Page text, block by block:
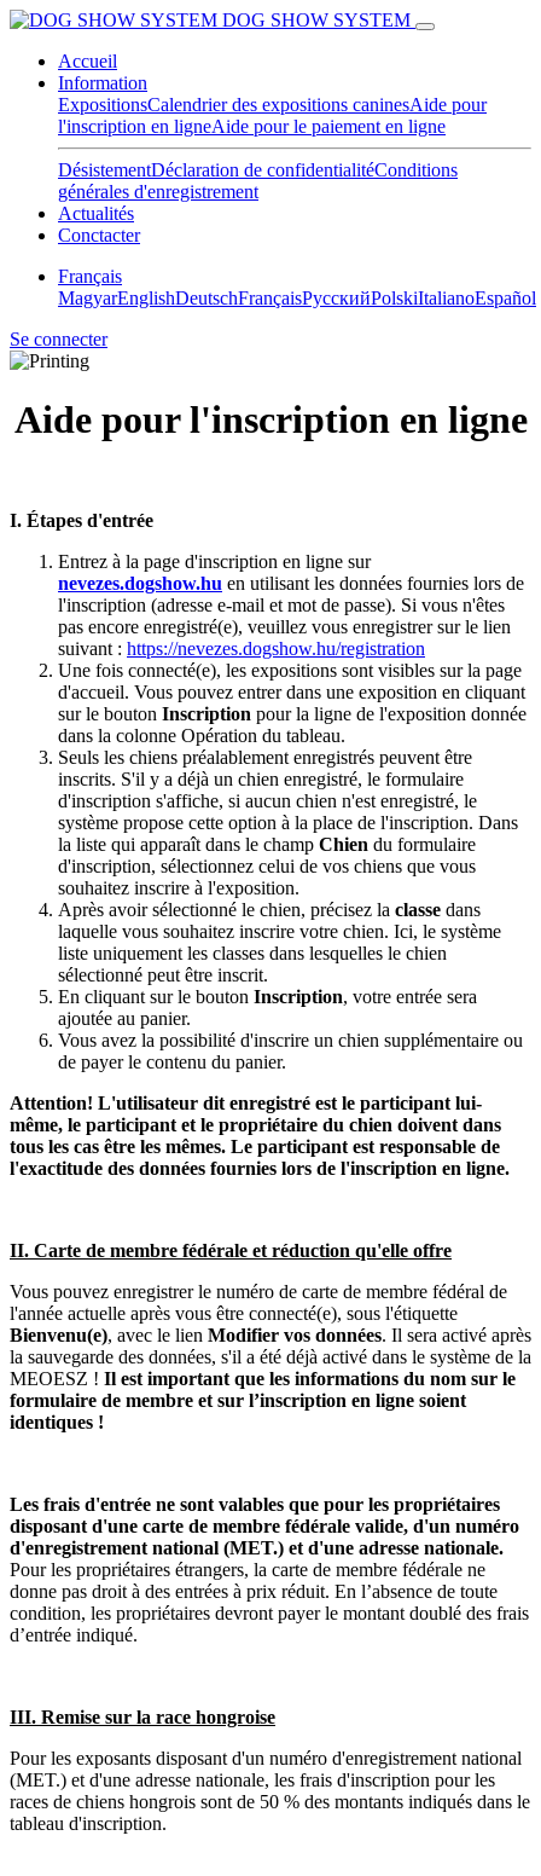
DOG SHOW SYSTEM
Accueil
Information
ExpositionsCalendrier des expositions caninesAide pour
l'inscription en ligneAide pour le paiement en ligne
DésistementDéclaration de confidentialitéConditions
générales d'enregistrement
Actualités
Conctacter
Français
MagyarEnglishDeutschFrançaisPусскийPolskiItalianoEspañol
Se connecter
Aide pour l'inscription en ligne
I. Étapes d'entrée
Entrez à la page d'inscription en ligne sur
nevezes.dogshow.hu en utilisant les données fournies lors de
l'inscription (adresse e-mail et mot de passe). Si vous n'êtes
pas encore enregistré(e), veuillez vous enregistrer sur le lien
suivant : https://nevezes.dogshow.hu/registration
Une fois connecté(e), les expositions sont visibles sur la page
d'accueil. Vous pouvez entrer dans une exposition en cliquant
sur le bouton Inscription pour la ligne de l'exposition donnée
dans la colonne Opération du tableau.
Seuls les chiens préalablement enregistrés peuvent être
inscrits. S'il y a déjà un chien enregistré, le formulaire
d'inscription s'affiche, si aucun chien n'est enregistré, le
système propose cette option à la place de l'inscription. Dans
la liste qui apparaît dans le champ Chien du formulaire
d'inscription, sélectionnez celui de vos chiens que vous
souhaitez inscrire à l'exposition.
Après avoir sélectionné le chien, précisez la classe dans
laquelle vous souhaitez inscrire votre chien. Ici, le système
liste uniquement les classes dans lesquelles le chien
sélectionné peut être inscrit.
En cliquant sur le bouton Inscription, votre entrée sera
ajoutée au panier.
Vous avez la possibilité d'inscrire un chien supplémentaire ou
de payer le contenu du panier.
Attention! L'utilisateur dit enregistré est le participant lui-
même, le participant et le propriétaire du chien doivent dans
tous les cas être les mêmes. Le participant est responsable de
l'exactitude des données fournies lors de l'inscription en ligne.
II. Carte de membre fédérale et réduction qu'elle offre
Vous pouvez enregistrer le numéro de carte de membre fédéral de
l'année actuelle après vous être connecté(e), sous l'étiquette
Bienvenu(e), avec le lien Modifier vos données. Il sera activé après
la sauvegarde des données, s'il a été déjà activé dans le système de la
MEOESZ ! Il est important que les informations du nom sur le
formulaire de membre et sur l’inscription en ligne soient
identiques !
Les frais d'entrée ne sont valables que pour les propriétaires
disposant d'une carte de membre fédérale valide, d'un numéro
d'enregistrement national (MET.) et d'une adresse nationale.
Pour les propriétaires étrangers, la carte de membre fédérale ne
donne pas droit à des entrées à prix réduit. En l’absence de toute
condition, les propriétaires devront payer le montant doublé des frais
d’entrée indiqué.
III. Remise sur la race hongroise
Pour les exposants disposant d'un numéro d'enregistrement national
(MET.) et d'une adresse nationale, les frais d'inscription pour les
races de chiens hongrois sont de 50 % des montants indiqués dans le
tableau d'inscription.